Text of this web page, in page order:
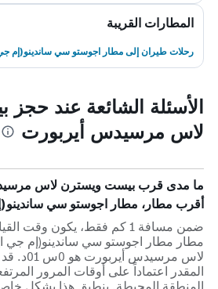
المطارات القريبة
رحلات طيران إلى مطار اجوستو سي ساندينو(إم
الأسئلة الشائعة عند
لاس مرسيدس أيربورت
ما مدى قرب بيست ويسترن لاس
أقرب مطار، مطار اجوستو سي
ضمن مسافة 1 كم فقط، يكون
مطار مطار اجوستو سي ساندينو(إم جي
لاس
المقدر اعتماداً على أوقات المرور